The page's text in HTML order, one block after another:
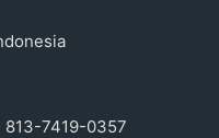
813-7419-0357